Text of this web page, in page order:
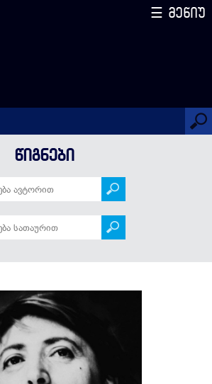
ისევ
☰ მენიუ
ᲬᲘᲒᲜᲔᲑᲘ